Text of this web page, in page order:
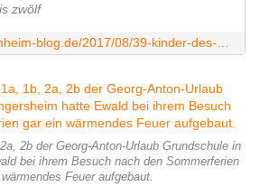
zwölf
2b der Georg-Anton-Urlaub Grundschule in
bei ihrem Besuch nach den Sommerferien
Feuer aufgebaut.